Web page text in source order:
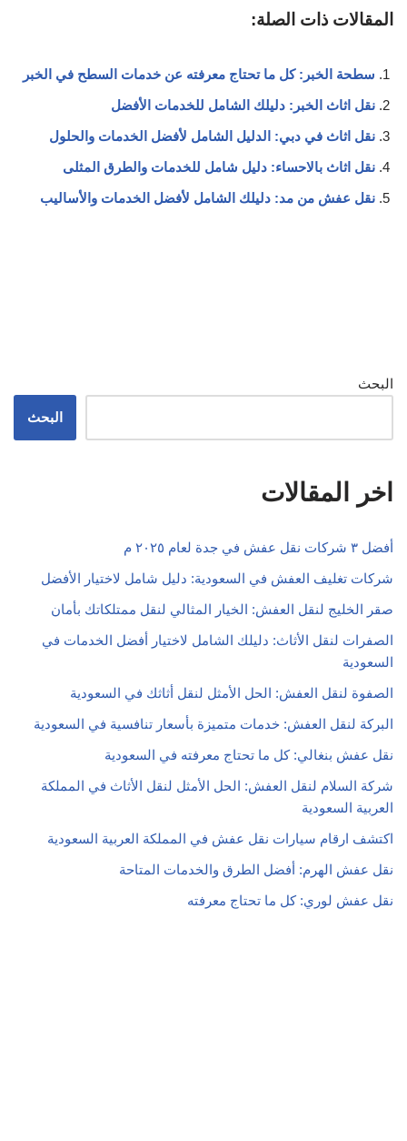
المقالات ذات الصلة:
سطحة الخبر: كل ما تحتاج معرفته عن خدمات السطح في الخبر
نقل اثاث الخبر: دليلك الشامل للخدمات الأفضل
نقل اثاث في دبي: الدليل الشامل لأفضل الخدمات والحلول
نقل اثاث بالاحساء: دليل شامل للخدمات والطرق المثلى
نقل عفش من مد: دليلك الشامل لأفضل الخدمات والأساليب
البحث
البحث
اخر المقالات
أفضل ٣ شركات نقل عفش في جدة لعام ٢٠٢٥ م
شركات تغليف العفش في السعودية: دليل شامل لاختيار الأفضل
صقر الخليج لنقل العفش: الخيار المثالي لنقل ممتلكاتك بأمان
الصفرات لنقل الأثاث: دليلك الشامل لاختيار أفضل الخدمات في
السعودية
الصفوة لنقل العفش: الحل الأمثل لنقل أثاثك في السعودية
البركة لنقل العفش: خدمات متميزة بأسعار تنافسية في السعودية
نقل عفش بنغالي: كل ما تحتاج معرفته في السعودية
شركة السلام لنقل العفش: الحل الأمثل لنقل الأثاث في المملكة
العربية السعودية
اكتشف ارقام سيارات نقل عفش في المملكة العربية السعودية
نقل عفش الهرم: أفضل الطرق والخدمات المتاحة
نقل عفش لوري: كل ما تحتاج معرفته